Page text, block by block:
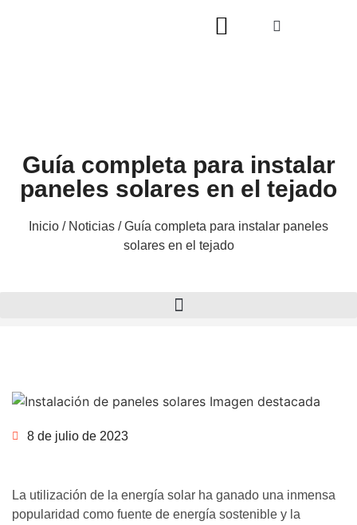
Guía completa para instalar
paneles solares en el tejado
Inicio / Noticias / Guía completa para instalar paneles
solares en el tejado
8 de julio de 2023
La utilización de la energía solar ha ganado una inmensa
popularidad como fuente de energía sostenible y la